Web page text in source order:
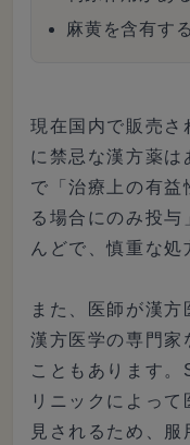
麻黄を含有す
現在国内で販売さ
に禁忌な漢方薬は
で「治療上の有益
る場合にのみ投与
んどで、慎重な処
また、医師が漢方
漢方医学の専門家
こともあります
リニックによっ
見されるため、